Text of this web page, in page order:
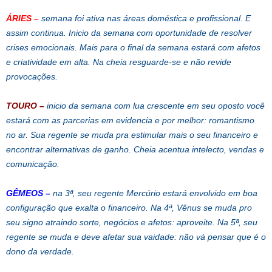
ÁRIES – semana foi ativa nas áreas doméstica e profissional. E
assim continua. Inicio da semana com oportunidade de resolver
crises emocionais. Mais para o final da semana estará com afetos
e criatividade em alta. Na cheia resguarde-se e não revide
provocações.
TOURO – inicio da semana com lua crescente em seu oposto você
estará com as parcerias em evidencia e por melhor: romantismo
no ar. Sua regente se muda pra estimular mais o seu financeiro e
encontrar alternativas de ganho. Cheia acentua intelecto, vendas e
comunicação.
GÊMEOS – na 3ª, seu regente Mercúrio estará envolvido em boa
configuração que exalta o financeiro. Na 4ª, Vênus se muda pro
seu signo atraindo sorte, negócios e afetos: aproveite. Na 5ª, seu
regente se muda e deve afetar sua vaidade: não vá pensar que é o
dono da verdade.